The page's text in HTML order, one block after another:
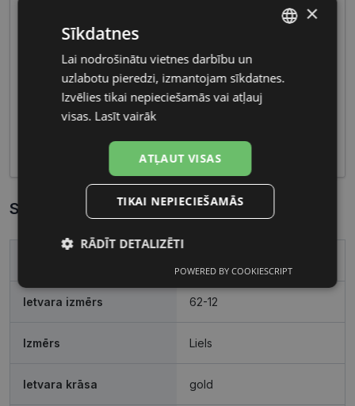
Vīriešu briļļu galvenās iezīmes ietver izturīgus
materiālus un maskulīnas formas, radot pievilcīgu
un vīrišķīgu izskatu. Funkcionalitāte un izcilas
optikas īpašības padara šīs briļļu kolekcijas ideālas
gan ikdienas lietošanai, gan specifiskiem
Specifikācija
Ietvara izmērs 62-12
Izmērs Liels
Ietvara krāsa gold
RUSSIAN
×
Sīkdatnes
Lai nodrošinātu vietnes darbību un
uzlabotu pieredzi, izmantojam sīkdatnes.
Izvēlies tikai nepieciešamās vai atļauj
visas. Lasīt vairāk
ATĻAUT VISAS
TIKAI NEPIECIEŠAMĀS
RĀDĪT DETALIZĒTI
sīkdatnes
Statistikas
sīkdatnes
Funkcionālās
sīkdatnes
POWERED BY COOKIESCRIPT